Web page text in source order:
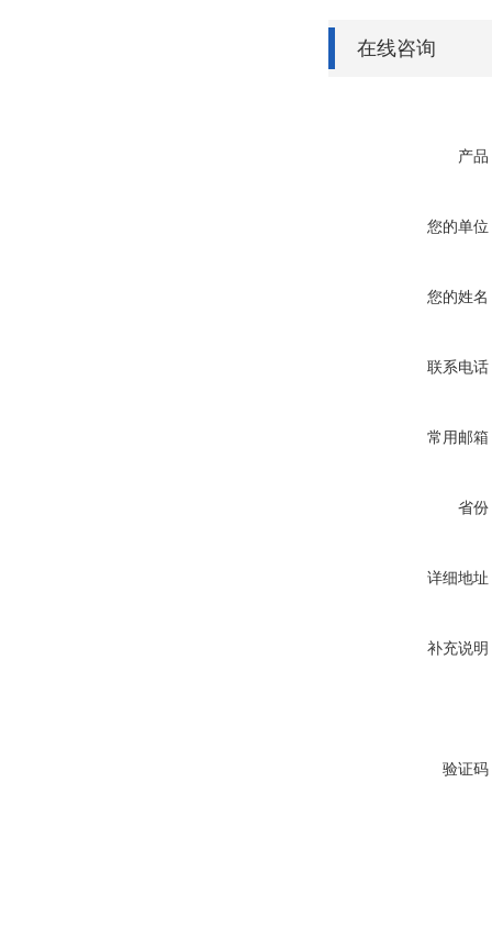
在线咨询
产品
您的单位
您的姓名
联系电话
常用邮箱
省份
详细地址
补充说明
验证码